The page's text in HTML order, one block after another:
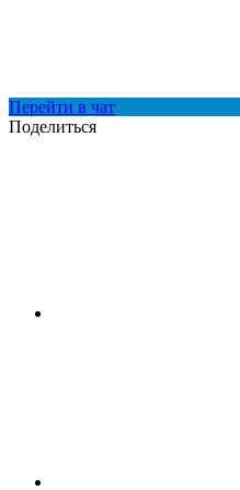
Перейти в чат
Поделиться